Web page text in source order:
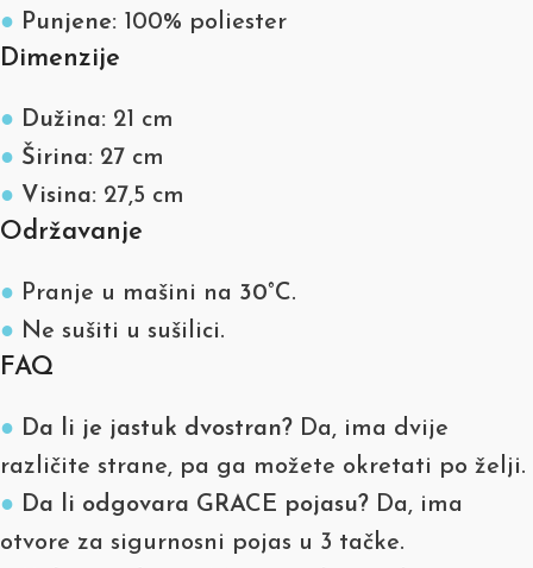
● Punjene: 100% poliester
Dimenzije
● Dužina: 21 cm
● Širina: 27 cm
● Visina: 27,5 cm
Održavanje
● Pranje u mašini na 30°C.
● Ne sušiti u sušilici.
FAQ
● Da li je jastuk dvostran? Da, ima dvije
različite strane, pa ga možete okretati po želji.
● Da li odgovara GRACE pojasu? Da, ima
otvore za sigurnosni pojas u 3 tačke.